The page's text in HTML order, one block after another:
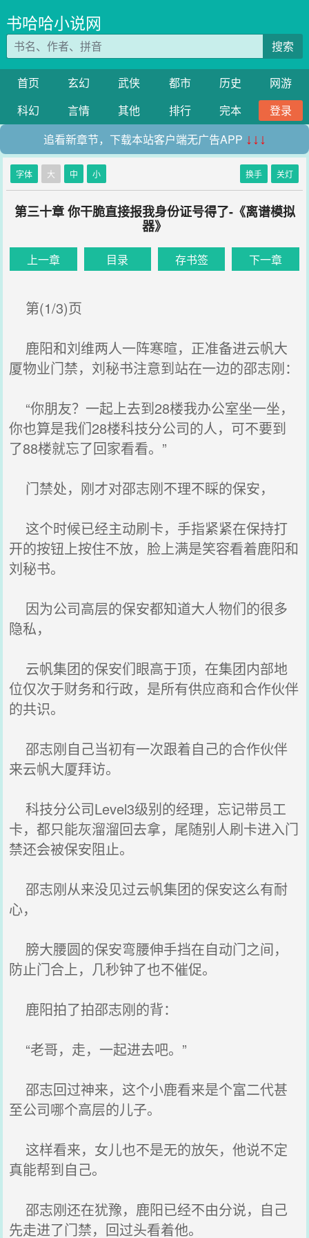
书哈哈小说网
搜索
首页 玄幻 武侠 都市 历史
网游
科幻
言情 其他 排行 完本
登录
追看新章节，下载本站客户端无广告APP ↓↓↓
字体 大 中 小 换手 关灯
第三十章 你干脆直接报我身份证号得了-《离谱模拟
器》
上一章 目录 存书签 下一章
第(1/3)页
鹿阳和刘维两人一阵寒暄，正准备进云帆大
厦物业门禁，刘秘书注意到站在一边的邵志刚：
“你朋友？一起上去到28楼我办公室坐一坐，
你也算是我们28楼科技分公司的人，可不要到
了88楼就忘了回家看看。”
门禁处，刚才对邵志刚不理不睬的保安，
这个时候已经主动刷卡，手指紧紧在保持打
开的按钮上按住不放，脸上满是笑容看着鹿阳和
刘秘书。
因为公司高层的保安都知道大人物们的很多
隐私，
云帆集团的保安们眼高于顶，在集团内部地
位仅次于财务和行政，是所有供应商和合作伙伴
的共识。
邵志刚自己当初有一次跟着自己的合作伙伴
来云帆大厦拜访。
科技分公司Level3级别的经理，忘记带员工
卡，都只能灰溜溜回去拿，尾随别人刷卡进入门
禁还会被保安阻止。
邵志刚从来没见过云帆集团的保安这么有耐
心，
膀大腰圆的保安弯腰伸手挡在自动门之间，
防止门合上，几秒钟了也不催促。
鹿阳拍了拍邵志刚的背：
“老哥，走，一起进去吧。”
邵志回过神来，这个小鹿看来是个富二代甚
至公司哪个高层的儿子。
这样看来，女儿也不是无的放矢，他说不定
真能帮到自己。
邵志刚还在犹豫，鹿阳已经不由分说，自己
先走进了门禁，回过头看着他。